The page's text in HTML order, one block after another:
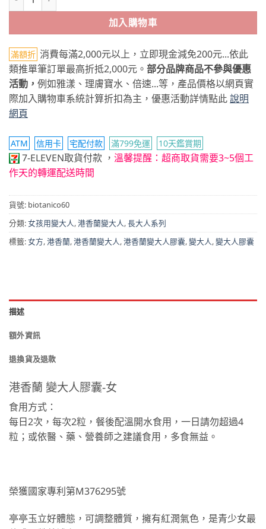
加入購物車
滿額折 消費每滿2,000元以上，立即現金減免200元...依此
類推單筆訂單最高折抵2,000元。 部分品牌商品不參與優惠
活動， 例如雅漾、理膚寶水、倍速...等，產品價格以網頁實
際加入購物車系統計算折扣為主，優惠活動詳情點此說明
網頁
ATM 信用卡 宅配付款 滿799免運 10天鑑賞期
7-ELEVEN取貨付款 ， 溫馨提醒：超商取貨需要3~5個工
作天的轉運配送時間
貨號: biotanico60
分類:女孩用變大人,港香蘭變大人,長大人系列
標籤:女方,港香蘭,港香蘭變大人,港香蘭變大人膠囊,變大人,變大人膠囊
描述
額外資訊
退換貨及退款
港香蘭 變大人膠囊-女
食用方式：
每日2次，每次2粒，餐後配溫開水食用，一日請勿超過4
粒；或依醫、藥、營養師之建議食用，多食無益。
榮獲國家專利第M376295號
亭亭玉立好體態，可調整體質，擁有紅潤氣色，是青少女最